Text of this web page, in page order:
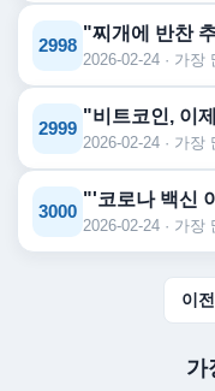
2998
2026-02-24 · 가장
2999
2026-02-24 · 가장
3000
2026-02-24 · 가장
이전
가